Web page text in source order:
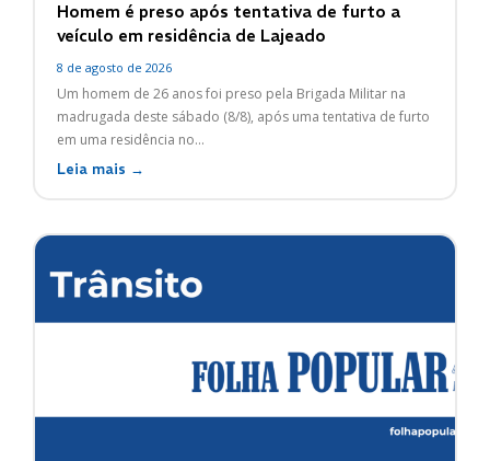
Homem é preso após tentativa de furto a
veículo em residência de Lajeado
8 de agosto de 2026
Um homem de 26 anos foi preso pela Brigada Militar na
madrugada deste sábado (8/8), após uma tentativa de furto
em uma residência no...
Leia mais →